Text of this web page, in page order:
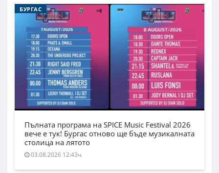
БУРГАС
Пълната програма на SPICE Music Festival 2026
вече е тук! Бургас отново ще бъде музикалната
столица на лятото
03.08.2026 12:43ч.